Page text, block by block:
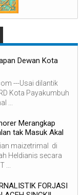
Dewan Kota
---Usai dilantik
Kota Payakumbuh
...
Merangkap
tak Masuk Akal
maizetrimal di
Heldianis secara
...
FORJASI